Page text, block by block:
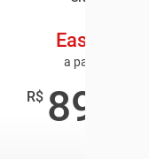
Easy HD
a partir de
R$ 89